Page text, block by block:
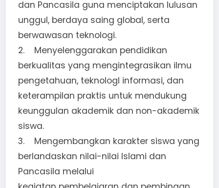
dan Pancasila guna menciptakan lulusan
unggul, berdaya saing global, serta
berwawasan teknologi.
2. Menyelenggarakan pendidikan
berkualitas yang mengintegrasikan ilmu
pengetahuan, teknologl informasi, dan
keterampilan praktis untuk mendukung
keunggulan akademik dan non-akademik
siswa.
3. Mengembangkan karakter siswa yang
berlandaskan nilai-nilai lslami dan
Pancasila melalui